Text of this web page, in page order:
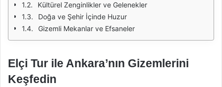
Kültürel Zenginlikler ve Gelenekler
Doğa ve Şehir İçinde Huzur
Gizemli Mekanlar ve Efsaneler
Elçi Tur ile Ankara’nın Gizemlerini
Keşfedin